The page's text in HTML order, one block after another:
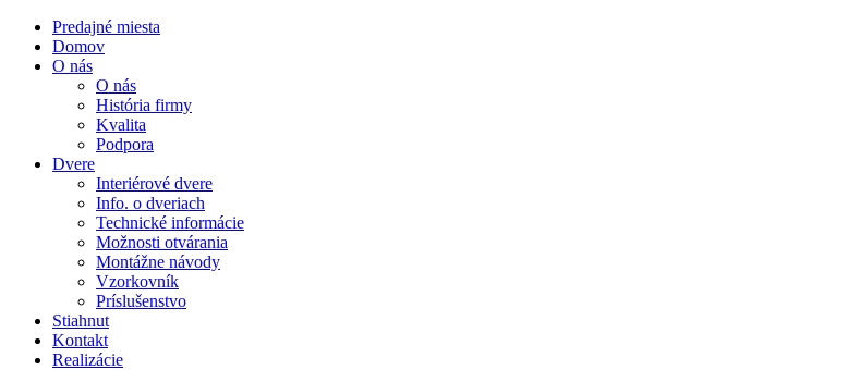
Predajné miesta
Domov
O nás
O nás
História firmy
Kvalita
Podpora
Dvere
Interiérové dvere
Info. o dveriach
Technické informácie
Možnosti otvárania
Montážne návody
Vzorkovník
Príslušenstvo
Stiahnut
Kontakt
Realizácie